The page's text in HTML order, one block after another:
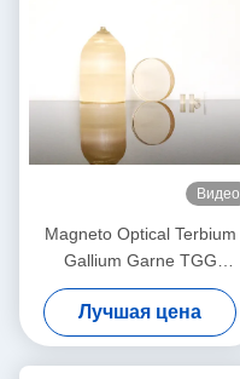
Видео
Magneto Optical Terbium
Gallium Garne TGG
Однокристаллический
Лучшая цена